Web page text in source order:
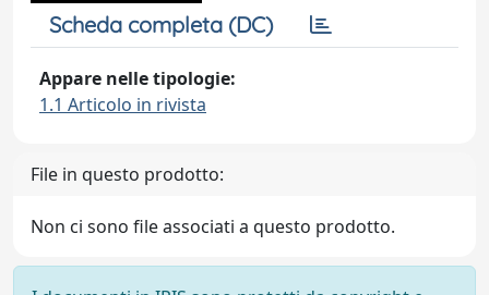
Scheda completa (DC)
Appare nelle tipologie:
1.1 Articolo in rivista
File in questo prodotto:
Non ci sono file associati a questo prodotto.